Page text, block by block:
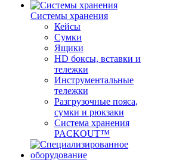
Системы хранения
Кейсы
Сумки
Ящики
HD боксы, вставки и
тележки
Инструментальные
тележки
Разгрузочные пояса,
сумки и рюкзаки
Система хранения
PACKOUT™